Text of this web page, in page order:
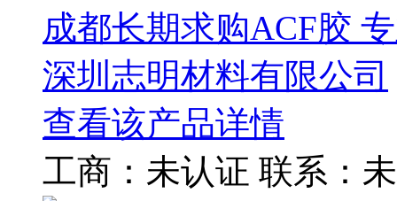
成都长期求购ACF胶
深圳志明材料有限公司
查看该产品详情
工商： 未认证 联系：